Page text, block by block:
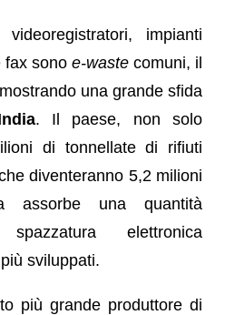
videoregistratori, impianti
fax sono e-waste comuni, il
una grande sfida
. Il paese, non solo
di tonnellate di rifiuti
diventeranno 5,2 milioni
una quantità
elettronica
sviluppati.
più grande produttore di